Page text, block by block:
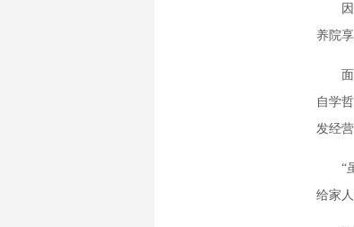
因作
养院
面对
自学
发经
“虽
给家